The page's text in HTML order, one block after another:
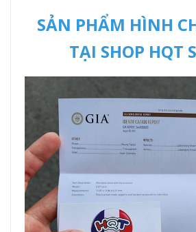
SẢN PHẨM HÌNH
TẠI SHOP HQT